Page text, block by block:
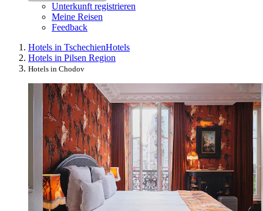
Unterkunft registrieren
Meine Reisen
Feedback
Hotels in TschechienHotels
Hotels in Pilsen Region
Hotels in Chodov